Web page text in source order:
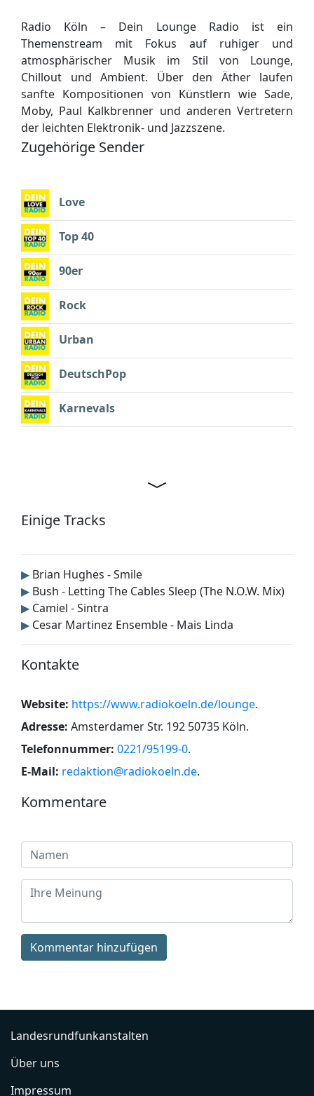
Radio Köln – Dein Lounge Radio ist ein
Themenstream mit Fokus auf ruhiger und
atmosphärischer Musik im Stil von Lounge,
Chillout und Ambient. Über den Äther laufen
sanfte Kompositionen von Künstlern wie Sade,
Moby, Paul Kalkbrenner und anderen Vertretern
der leichten Elektronik- und Jazzszene.
Zugehörige Sender
Love
Top 40
90er
Rock
Urban
DeutschPop
Karnevals
Einige Tracks
▶ Brian Hughes - Smile
▶ Bush - Letting The Cables Sleep (The N.O.W. Mix)
▶ Camiel - Sintra
▶ Cesar Martinez Ensemble - Mais Linda
Kontakte
Website: https://www.radiokoeln.de/lounge.
Adresse: Amsterdamer Str. 192 50735 Köln.
Telefonnummer: 0221/95199-0.
E-Mail: redaktion@radiokoeln.de.
Kommentare
Kommentar hinzufügen
Landesrundfunkanstalten
Über uns
Impressum